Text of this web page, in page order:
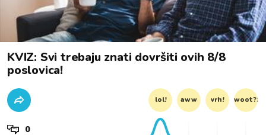
KVIZ: Svi trebaju znati dovršiti ovih 8/8
poslovica!
lol! aww vrh! woot?!
0